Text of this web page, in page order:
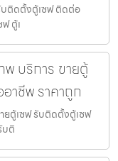
บติดตั้งตู้เซฟ ติดต่อ
ตู้เ
พ บริการ ขายตู้
าชีพ ราคาถูก
ยตู้เซฟ รับติดตั้งตู้เซฟ
บติ